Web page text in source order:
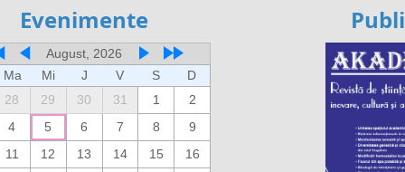
Evenimente
August, 2026
Ma Mi J V S
D
28 29 30 31 1
2
4 5 6 7 8
9
11 12 13 14 15
16